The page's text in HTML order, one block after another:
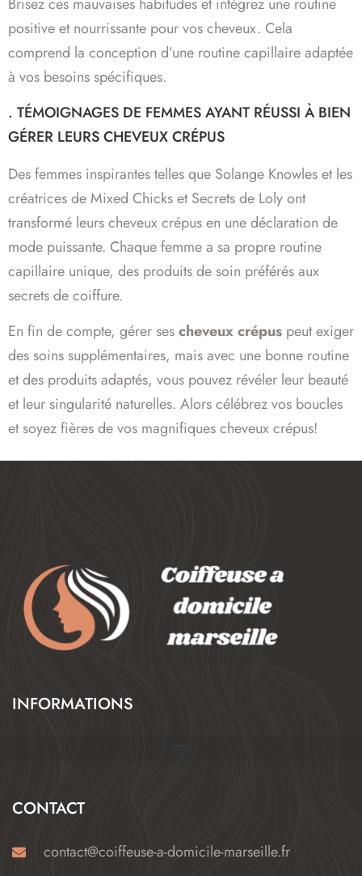
positive et nourrissante pour vos cheveux. Cela
comprend la conception d’une routine capillaire adaptée
à vos besoins spécifiques.
. TÉMOIGNAGES DE FEMMES AYANT RÉUSSI À BIEN
GÉRER LEURS CHEVEUX CRÉPUS
Des femmes inspirantes telles que Solange Knowles et les
créatrices de Mixed Chicks et Secrets de Loly ont
transformé leurs cheveux crépus en une déclaration de
mode puissante. Chaque femme a sa propre routine
capillaire unique, des produits de soin préférés aux
secrets de coiffure.
En fin de compte, gérer sescheveux crépus peut exiger
des soins supplémentaires, mais avec une bonne routine
et des produits adaptés, vous pouvez révéler leur beauté
et leur singularité naturelles. Alors célébrez vos boucles
et soyez fières de vos magnifiques cheveux crépus!
INFORMATIONS
CONTACT
contact@coiffeuse-a-domicile-marseille.fr